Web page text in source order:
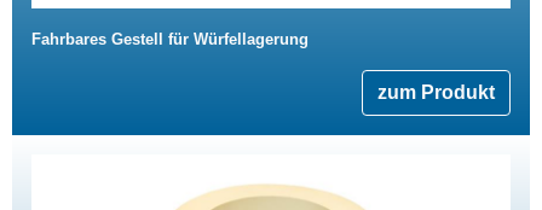
Fahrbares Gestell für Würfellagerung
zum Produkt